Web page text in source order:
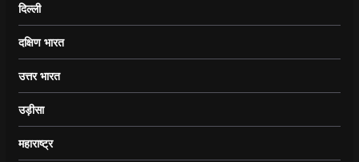
दिल्ली
दक्षिण भारत
उत्तर भारत
उड़ीसा
महाराष्ट्र